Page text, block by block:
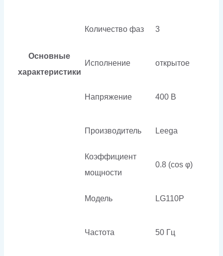
Основные
характеристики
Количество фаз 3
Исполнение открытое
Напряжение 400 В
Производитель Leega
Коэффициент
мощности
0.8 (cos φ)
Модель LG110P
Частота 50 Гц